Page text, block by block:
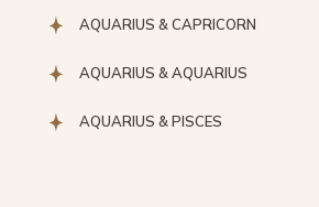
AQUARIUS & CAPRICORN
AQUARIUS & AQUARIUS
AQUARIUS & PISCES